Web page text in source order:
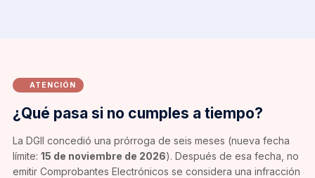
ATENCIÓN
¿Qué pasa si no cumples a tiempo?
La DGII concedió una prórroga de seis meses (nueva fecha
límite: 15 de noviembre de 2026). Después de esa fecha, no
emitir Comprobantes Electrónicos se considera una infracción